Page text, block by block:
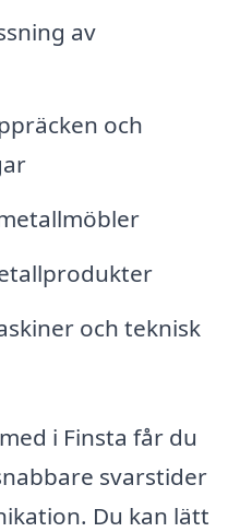
av
och
och teknisk
i Finsta får du
svarstider
Du kan lätt